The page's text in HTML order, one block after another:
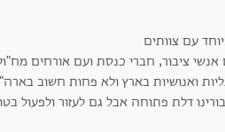
עם צוותים
ציבור, חברי כנסת ועם אורחים
ואנושיות בארץ ולא פחות חשוב
דלת פתוחה אבל גם לעזור ולפעול